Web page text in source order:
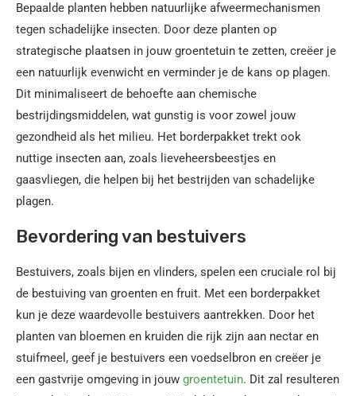
Bepaalde planten hebben natuurlijke afweermechanismen
tegen schadelijke insecten. Door deze planten op
strategische plaatsen in jouw groentetuin te zetten, creëer je
een natuurlijk evenwicht en verminder je de kans op plagen.
Dit minimaliseert de behoefte aan chemische
bestrijdingsmiddelen, wat gunstig is voor zowel jouw
gezondheid als het milieu. Het borderpakket trekt ook
nuttige insecten aan, zoals lieveheersbeestjes en
gaasvliegen, die helpen bij het bestrijden van schadelijke
plagen.
Bevordering van bestuivers
Bestuivers, zoals bijen en vlinders, spelen een cruciale rol bij
de bestuiving van groenten en fruit. Met een borderpakket
kun je deze waardevolle bestuivers aantrekken. Door het
planten van bloemen en kruiden die rijk zijn aan nectar en
stuifmeel, geef je bestuivers een voedselbron en creëer je
een gastvrije omgeving in jouw groentetuin. Dit zal resulteren